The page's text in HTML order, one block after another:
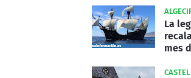
La
mes